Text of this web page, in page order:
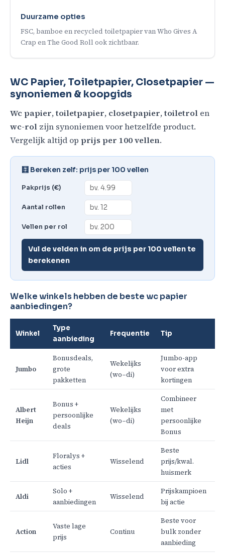
Duurzame opties
FSC, bamboe en recycled toiletpapier van Who Gives A
Crap en The Good Roll ook zichtbaar.
WC Papier, Toiletpapier, Closetpapier —
synoniemen & koopgids
Wc papier,toiletpapier, closetpapier,toiletrol en
wc-rol zijn synoniemen voor hetzelfde product.
Vergelijk altijd op prijs per 100 vellen.
🧮 Bereken zelf: prijs per 100 vellen
Pakprijs (€)
Aantal rollen
Vellen per rol
Vul de velden in om de prijs per 100 vellen te
berekenen
Welke winkels hebben de beste wc papier
aanbiedingen?
Winkel
Type
aanbieding
Frequentie Tip
Jumbo
Bonusdeals,
grote
pakketten
Wekelijks
(wo–di)
Jumbo-app
voor extra
kortingen
Albert
Heijn
Bonus +
persoonlijke
deals
Wekelijks
(wo–di)
Combineer
met
persoonlijke
Bonus
Lidl
Floralys +
acties
Wisselend
Beste
prijs/kwal.
huismerk
Aldi
Solo +
aanbiedingen
Wisselend
Prijskampioen
bij actie
Action
Vaste lage
prijs
Continu
Beste voor
bulk zonder
aanbieding